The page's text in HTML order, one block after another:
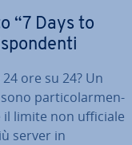
“7 Days to
ore su 24? Un
sono par­ti­co­lar­men­
limite non ufficiale
server in